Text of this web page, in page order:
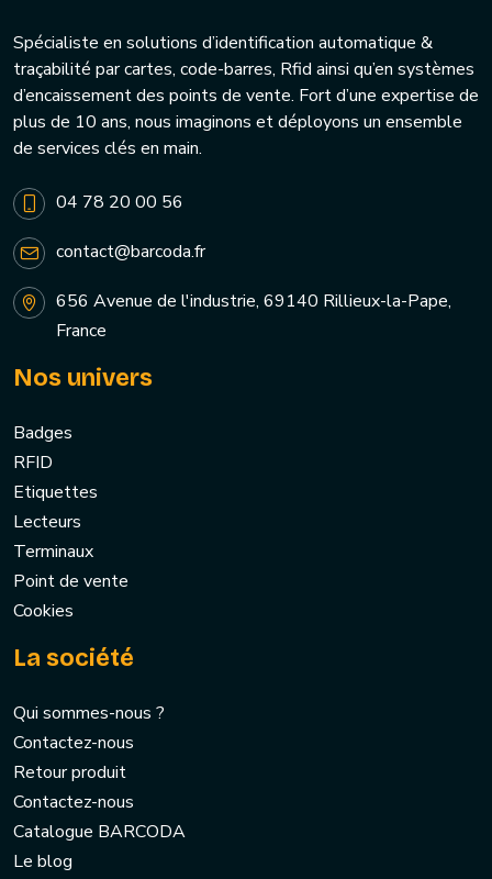
Spécialiste en solutions d’identification automatique &
traçabilité par cartes, code-barres, Rfid ainsi qu’en systèmes
d’encaissement des points de vente. Fort d’une expertise de
plus de 10 ans, nous imaginons et déployons un ensemble
de services clés en main.
04 78 20 00 56
contact@barcoda.fr
656 Avenue de l'industrie, 69140 Rillieux-la-Pape,
France
Nos univers
Badges
RFID
Etiquettes
Lecteurs
Terminaux
Point de vente
Cookies
La société
Qui sommes-nous ?
Contactez-nous
Retour produit
Contactez-nous
Catalogue BARCODA
Le blog